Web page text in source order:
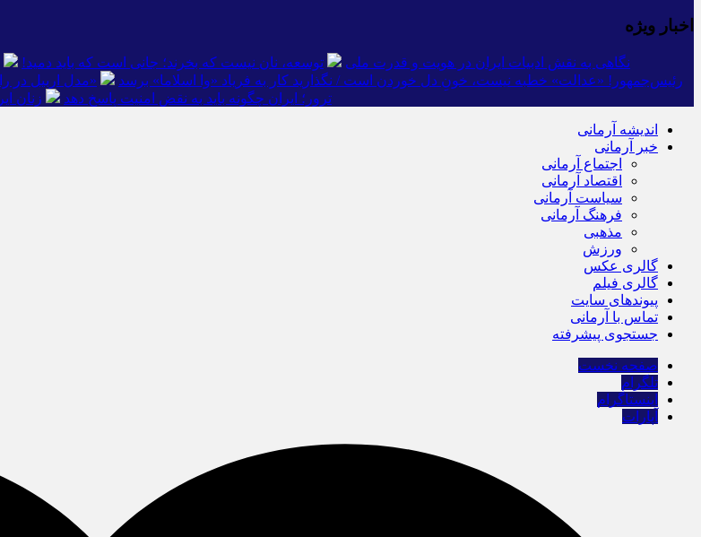
اخبار ویژه
نگاهی به نقش ادبیات ایران در هویت و قدرت ملی توسعه، نان نیست که بخرند؛ جانی است که باید دمید!
رئیس‌جمهور! «عدالت» خطبه نیست، خونِ دل خوردن است / نگذارید کار به فریاد «وا اسلاما» برسد
«مدل اربیل در
ترور؛ ایران چگونه باید به نقض امنیت پاسخ دهد
زنان
اندیشه آرمانی
خبر آرمانی
اجتماع آرمانی
اقتصاد آرمانی
سیاست آرمانی
فرهنگ آرمانی
مذهبی
ورزش
گالری عکس
گالری فیلم
پیوندهای سایت
تماس با آرمانی
جستجوی پیشرفته
صفحه نخست
تلگرام
اینستاگرام
آپارات